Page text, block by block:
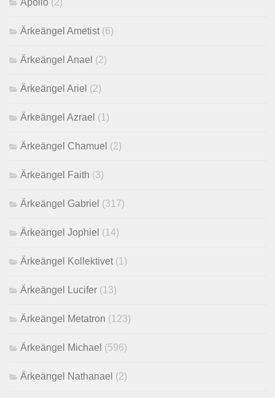
Apollo (2)
Ärkeängel Ametist (6)
Ärkeängel Anael (2)
Ärkeängel Ariel (2)
Ärkeängel Azrael (1)
Ärkeängel Chamuel (2)
Ärkeängel Faith (3)
Ärkeängel Gabriel (317)
Ärkeängel Jophiel (14)
Ärkeängel Kollektivet (1)
Ärkeängel Lucifer (13)
Ärkeängel Metatron (123)
Ärkeängel Michael (596)
Ärkeängel Nathanael (2)